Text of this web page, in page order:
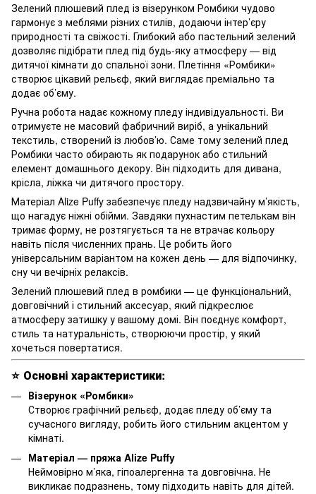
Зелений плюшевий плед із візерунком Ромбики чудово
гармонує з меблями різних стилів, додаючи інтер’єру
природності та свіжості. Глибокий або пастельний зелений
дозволяє підібрати плед під будь-яку атмосферу — від
дитячої кімнати до спальної зони. Плетіння «Ромбики»
створює цікавий рельєф, який виглядає преміально та
додає об’єму.
Ручна робота надає кожному пледу індивідуальності. Ви
отримуєте не масовий фабричний виріб, а унікальний
текстиль, створений із любов’ю. Саме тому зелений плед
Ромбики часто обирають як подарунок або стильний
елемент домашнього декору. Він підходить для дивана,
крісла, ліжка чи дитячого простору.
Матеріал Alize Puffy забезпечує пледу надзвичайну м’якість,
що нагадує ніжні обійми. Завдяки пухнастим петелькам він
тримає форму, не розтягується та не втрачає кольору
навіть після численних прань. Це робить його
універсальним варіантом на кожен день — для відпочинку,
сну чи вечірніх релаксів.
Зелений плюшевий плед в ромбики — це функціональний,
довговічний і стильний аксесуар, який підкреслює
атмосферу затишку у вашому домі. Він поєднує комфорт,
стиль та натуральність, створюючи простір, у який
хочеться повертатися.
⭐ Основні характеристики:
Візерунок «Ромбики»
Створює графічний рельєф, додає пледу об’єму та
сучасного вигляду, робить його стильним акцентом у
кімнаті.
Матеріал — пряжа Alize Puffy
Неймовірно м’яка, гіпоалергенна та довговічна. Не
викликає подразнень, тому підходить навіть для дітей.